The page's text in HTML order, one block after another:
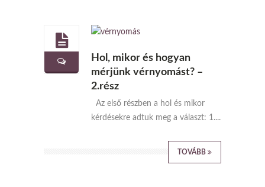
Hol, mikor és hogyan
mérjünk vérnyomást? –
2.rész
Az első részben a hol és mikor
kérdésekre adtuk meg a választ: 1....
TOVÁBB